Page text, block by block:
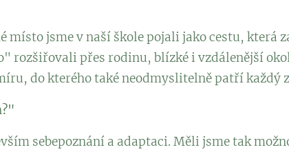
místo jsme v naší škole pojali jako cestu, která
rozšiřovali přes rodinu, blízké i vzdálenější
do kterého také neodmyslitelně patří každý
sebepoznání a adaptaci. Měli jsme tak